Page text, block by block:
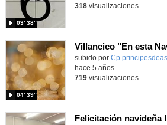
03′ 38″
318visualizaciones
Villancico "En esta
Contenido educativo.
subido por Cp
04′ 39″
hace 5 años
719visualizaciones
Felicitación navideña